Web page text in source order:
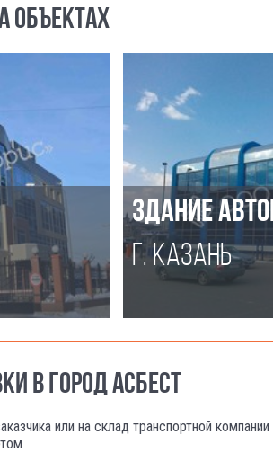
ОБЪЕКТАХ
ЗДАНИЕ
Г. КАЗАНЬ
В ГОРОД АСБЕСТ
или на склад транспортной компании